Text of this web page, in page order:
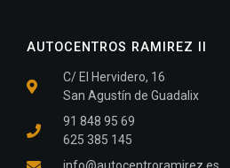
AUTOCENTROS RAMIREZ II
C/ El Hervidero, 16
San Agustín de Guadalix
91 848 95 69
625 385 145